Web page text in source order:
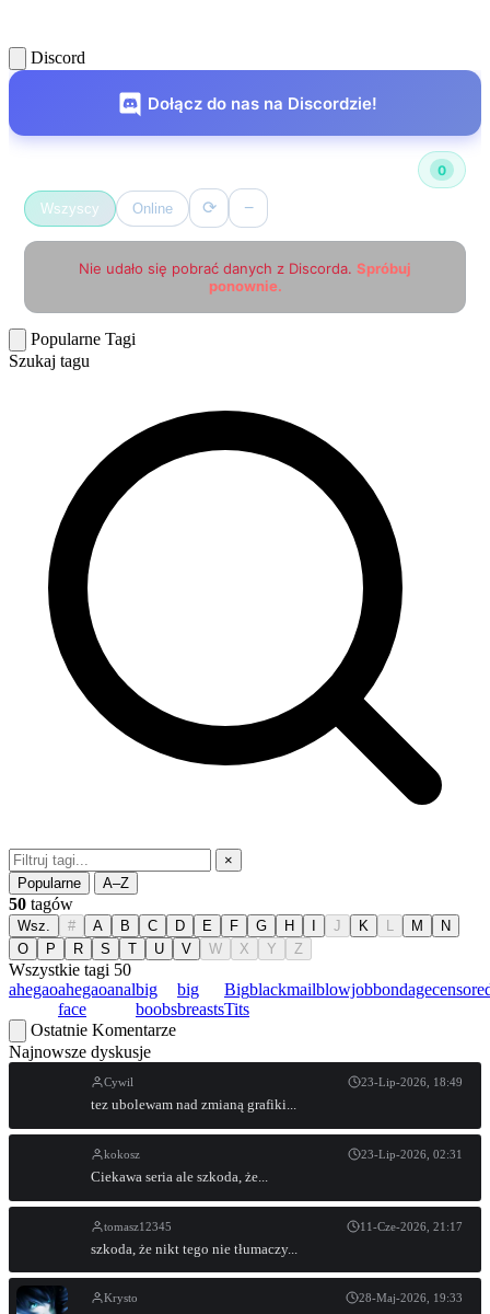
Discord
Dołącz do nas na Discordzie!
0
Wszyscy Online ⟳ −
Nie udało się pobrać danych z Discorda. Spróbuj
ponownie.
Popularne Tagi
Szukaj tagu
×
Popularne
A–Z
50 tagów
Wsz. # A B C D E F G H J K L M
N
O
P R S T U V W X Y Z
Wszystkie tagi 50
ahegaoahegao
face
analbig
boobs
big
breasts
Big
Tits
blackmailblowjobbondage
Ostatnie Komentarze
Najnowsze dyskusje
Cywil 23-Lip-2026, 18:49
tez ubolewam nad zmianą grafiki...
kokosz 23-Lip-2026, 02:31
Ciekawa seria ale szkoda, że...
tomasz12345 11-Cze-2026, 21:17
szkoda, że nikt tego nie tłumaczy...
Krysto 28-Maj-2026, 19:33